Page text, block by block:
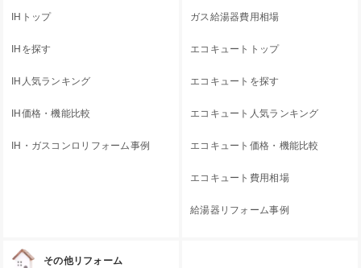
IHトップ
IHを探す
IH人気ランキング
IH価格・機能比較
IH・ガスコンロリフォーム事例
ガス給湯器費用相場
エコキュートトップ
エコキュートを探す
エコキュート人気ランキング
エコキュート価格・機能比較
エコキュート費用相場
給湯器リフォーム事例
その他リフォーム